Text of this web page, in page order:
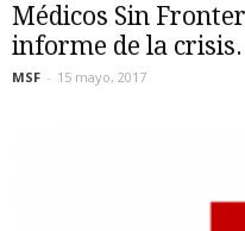
Médicos Sin
informe de la
MSF - 15 mayo, 2017